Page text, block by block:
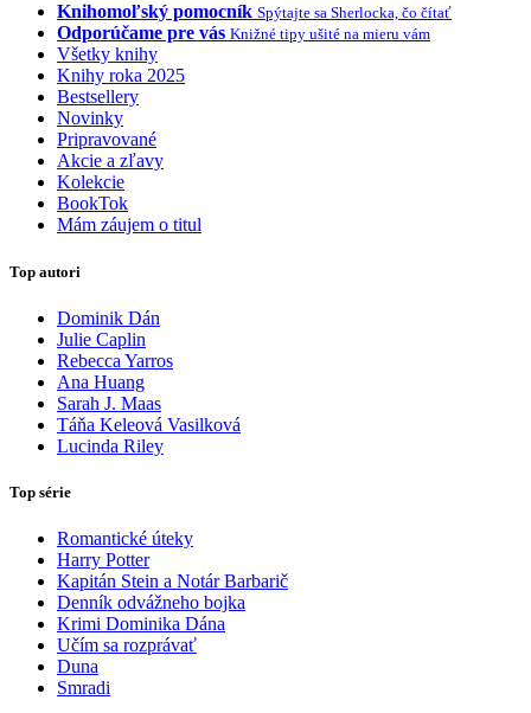
Knihomoľský pomocník Spýtajte sa Sherlocka, čo čítať
Odporúčame pre vás Knižné tipy ušité na mieru vám
Všetky knihy
Knihy roka 2025
Bestsellery
Novinky
Pripravované
Akcie a zľavy
Kolekcie
BookTok
Mám záujem o titul
Top autori
Dominik Dán
Julie Caplin
Rebecca Yarros
Ana Huang
Sarah J. Maas
Táňa Keleová Vasilková
Lucinda Riley
Top série
Romantické úteky
Harry Potter
Kapitán Stein a Notár Barbarič
Denník odvážneho bojka
Krimi Dominika Dána
Učím sa rozprávať
Duna
Smradi